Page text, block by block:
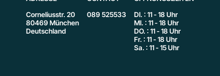
Corneliusstr. 20
80469 München
Deutschland
089 525533
DI. : 11 - 18 Uhr
MI. : 11 - 18 Uhr
DO. : 11 - 18 Uhr
Fr. : 11 - 18 Uhr
Sa. : 11 - 15 Uhr